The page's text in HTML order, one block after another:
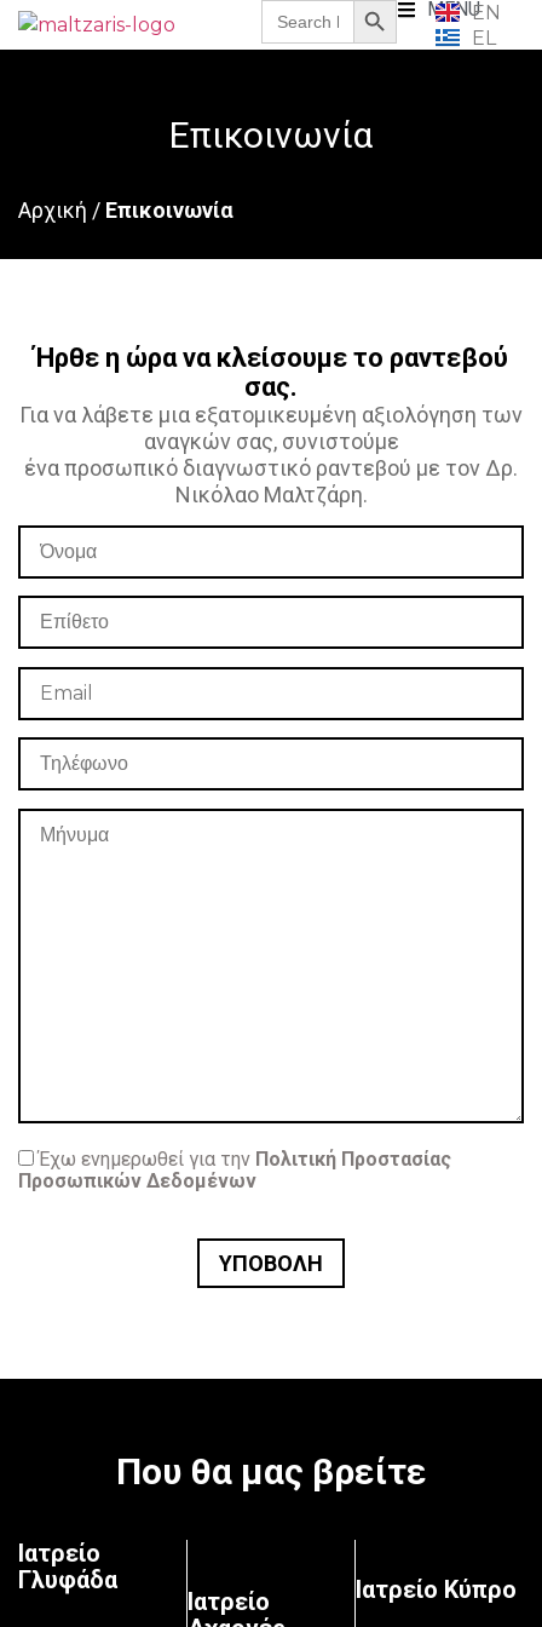
Search
for:
MENUEN
EL
Επικοινωνία
Αρχική / Επικοινωνία
Ήρθε η ώρα να κλείσουμε το ραντεβού
σας.
Για να λάβετε μια εξατομικευμένη αξιολόγηση των
αναγκών σας, συνιστούμε
ένα προσωπικό διαγνωστικό ραντεβού με τον Δρ.
Νικόλαο Μαλτζάρη.
Έχω ενημερωθεί για την Πολιτική Προστασίας
Προσωπικών Δεδομένων
Που θα μας βρείτε
Ιατρείο
Γλυφάδα
Ιατρείο
Ιατρείο Κύπρο